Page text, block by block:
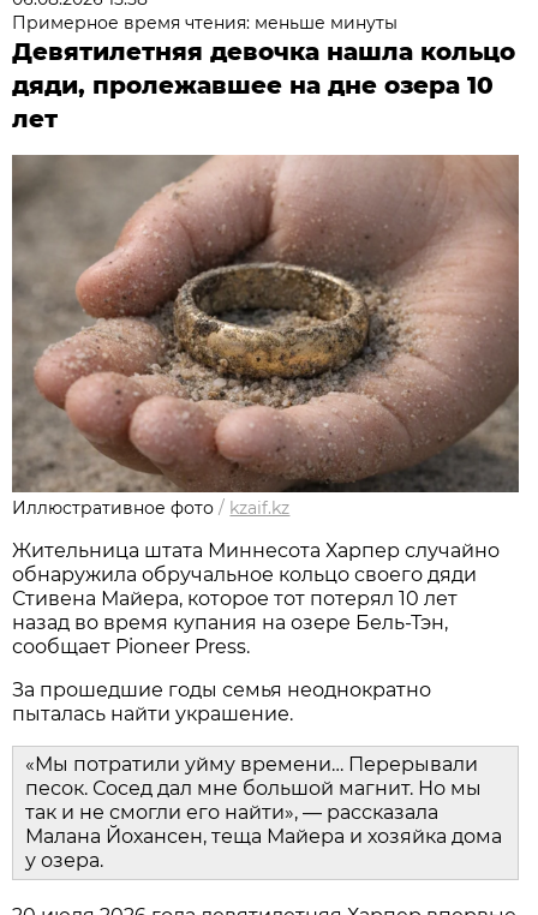
Примерное время чтения: меньше минуты
Девятилетняя девочка нашла кольцо
дяди, пролежавшее на дне озера 10
лет
Иллюстративное фото / kzaif.kz
Жительница штата Миннесота Харпер случайно
обнаружила обручальное кольцо своего дяди
Стивена Майера, которое тот потерял 10 лет
назад во время купания на озере Бель-Тэн,
сообщает Pioneer Press.
За прошедшие годы семья неоднократно
пыталась найти украшение.
«Мы потратили уйму времени… Перерывали
песок. Сосед дал мне большой магнит. Но мы
так и не смогли его найти», — рассказала
Малана Йохансен, теща Майера и хозяйка дома
у озера.